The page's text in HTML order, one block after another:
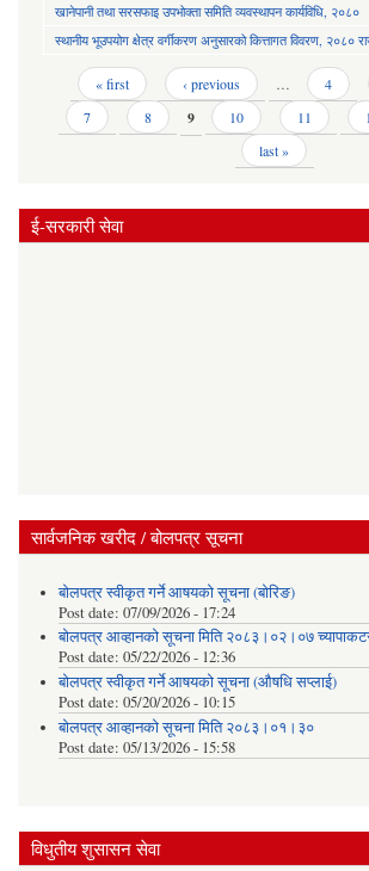
खानेपानी तथा सरसफाइ उपभोक्ता समिति व्यवस्थापन कार्यविधि, २०८०
स्थानीय भूउपयोग क्षेत्र वर्गीकरण अनुसारको कित्तागत विवरण, २०८०
Pages « first ‹ previous … 4
7
8 9 10 11
last »
ई-सरकारी सेवा
सार्वजनिक खरीद / बोलपत्र सूचना
बोलपत्र स्वीकृत गर्ने आषयको सूचना (बोरिङ)
Post date: 07/09/2026 - 17:24
बोलपत्र आव्हानको सूचना मिति २०८३।०२।०७
Post date: 05/22/2026 - 12:36
बोलपत्र स्वीकृत गर्ने आषयको सूचना (औषधि सप्लाई)
Post date: 05/20/2026 - 10:15
बोलपत्र आव्हानको सूचना मिति २०८३।०१।३०
Post date: 05/13/2026 - 15:58
विधुतीय शुसासन सेवा